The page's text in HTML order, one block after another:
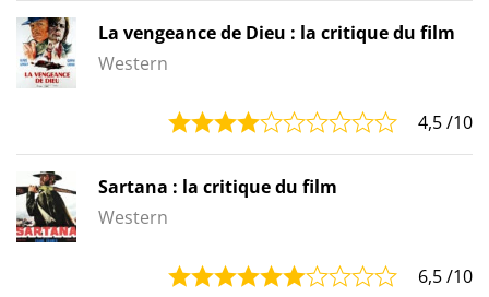
La vengeance de Dieu : la critique du film
Western
4,5/10
Sartana : la critique du film
Western
6,5/10